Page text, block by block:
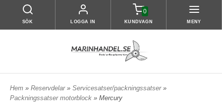
SÖK LOGGA IN
0
KUNDVAGN MENY
Hem » Reservdelar » Servicesatser/packningssatser »
Packningssatser motorblock » Mercury